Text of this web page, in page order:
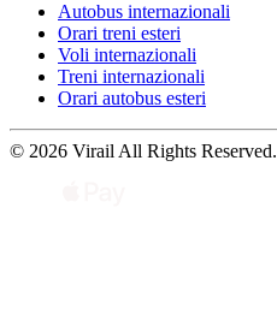
Autobus internazionali
Orari treni esteri
Voli internazionali
Treni internazionali
Orari autobus esteri
© 2026 Virail All Rights Reserved.